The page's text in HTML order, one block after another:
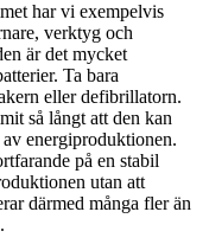
har vi exempelvis
verktyg och
är det mycket
Ta bara
eller defibrillatorn.
så långt att den kan
energiproduktionen.
på en stabil
utan att
därmed många fler än